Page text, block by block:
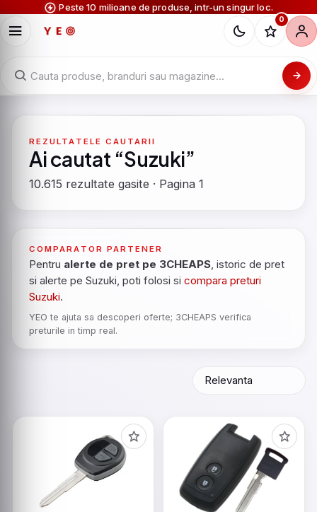
Peste 10 milioane de produse, intr-un singur loc.
0
REZULTATELE CAUTARII
Ai cautat “Suzuki”
10.615 rezultate gasite · Pagina 1
COMPARATOR PARTENER
Pentru alerte de pret pe 3CHEAPS, istoric de pret
si alerte pe Suzuki, poti folosi si compara preturi
Suzuki.
YEO te ajuta sa descoperi oferte; 3CHEAPS verifica
preturile in timp real.